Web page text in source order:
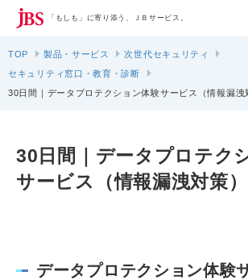
「もしも」に寄り添う、ＪＢサービス。
TOP 製品・サービス
次世代セキュリティ
セキュリティ窓口・教育・診断
30日間｜データプロテクション体験サービス（情報漏洩
30日間｜データプロテク
サービス（情報漏洩対策）
データプロテクション体験